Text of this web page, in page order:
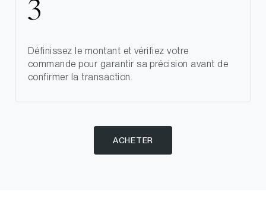
Définissez le montant et vérifiez votre
commande pour garantir sa précision avant de
confirmer la transaction.
ACHETER